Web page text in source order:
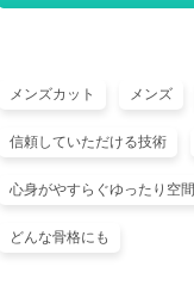
メンズカット メンズ
信頼していただける技術
心身がやすらぐゆったり空間
どんな骨格にも